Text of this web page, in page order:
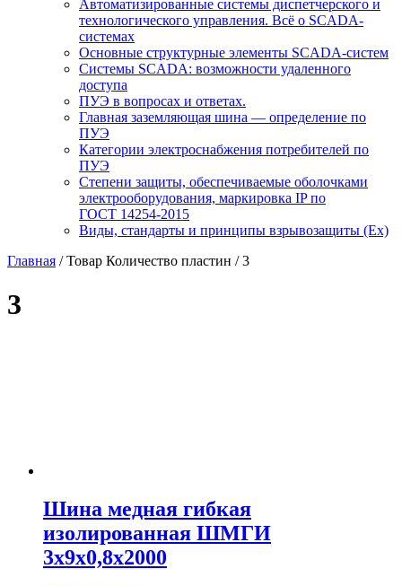
Автоматизированные системы диспетчерского и
технологического управления. Всё о SCADA-
системах
Основные структурные элементы SCADA-систем
Системы SCADA: возможности удаленного
доступа
ПУЭ в вопросах и ответах.
Главная заземляющая шина — определение по
ПУЭ
Категории электроснабжения потребителей по
ПУЭ
Степени защиты, обеспечиваемые оболочками
электрооборудования, маркировка IP по
ГОСТ 14254-2015
Виды, стандарты и принципы взрывозащиты (Ex)
Главная / Товар Количество пластин / 3
3
Шина медная гибкая
изолированная ШМГИ
3х9х0,8х2000